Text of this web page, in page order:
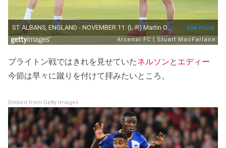
ブライトン戦ではきれを見せていたネルソンと エディー
今節は早々に蹴りを付けて拝みたいところ。
Embed from Getty Images